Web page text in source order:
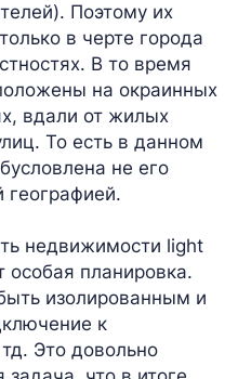
Поэтому их
в черте города
В то время
на окраинных
вдали от жилых
То есть в данном
не его
недвижимости light
особая планировка.
изолированным и
к
Это довольно